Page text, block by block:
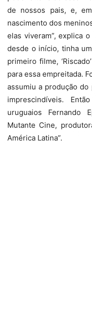
de nossos pais, e,
nascimento dos
elas viveram”, explica o
desde o início, tinha
primeiro filme,
para essa empreitada.
assumiu a produção
imprescindíveis.
uruguaios Fernando
Mutante Cine,
América Latina”.